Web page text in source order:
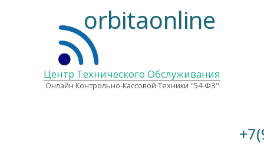
Центр Технического Обслуживания
Онлайн Контрольно-Кассовой Техники "54-ФЗ"
orbitaonline